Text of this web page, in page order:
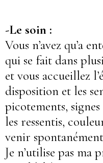
-Le soin :
Vous n’avez qu’a
qui se fait dans
et vous accueillez
disposition et les
picotements,
les ressentis,
venir
Je n’utilise pas ma